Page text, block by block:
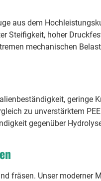
aus dem
Steifigkeit, hoher
mechanischen
zu unverstärktem
gegenüber
fräsen. Unser